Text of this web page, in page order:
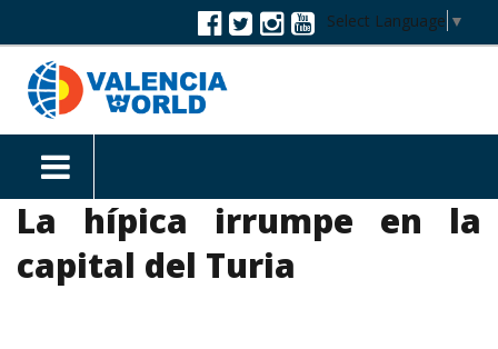
Select Language ▼
La hípica irrumpe en la
capital del Turia